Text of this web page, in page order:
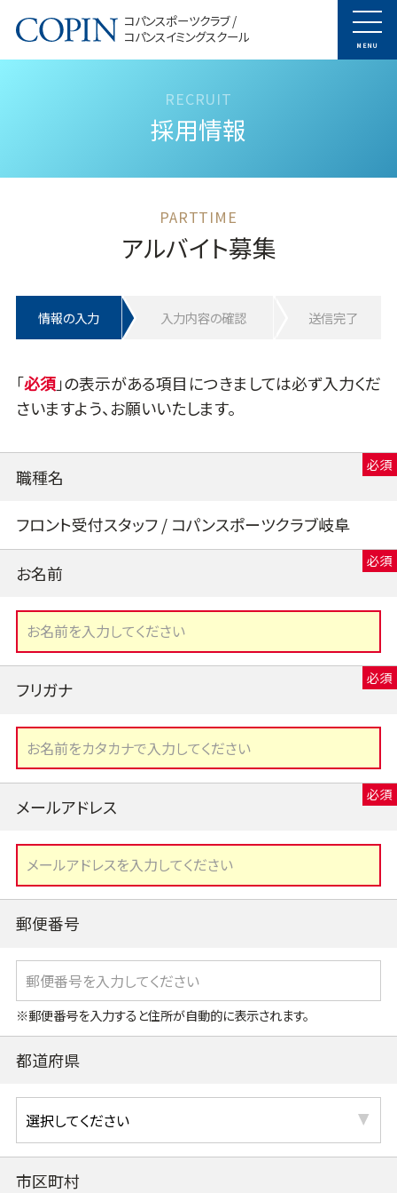
コパンスポーツクラブ /
コパンスイミングスクール
MENU
採用情報
アルバイト募集
情報の入力 入力内容の確認 送信完了
「
」の表示がある項目につきましては必ず入力くだ
さいますよう、お願いいたします。
職種名
フロント受付スタッフ / コパンスポーツクラブ岐阜
お名前
フリガナ
メールアドレス
郵便番号
※郵便番号を入力すると住所が自動的に表示されます。
都道府県
市区町村